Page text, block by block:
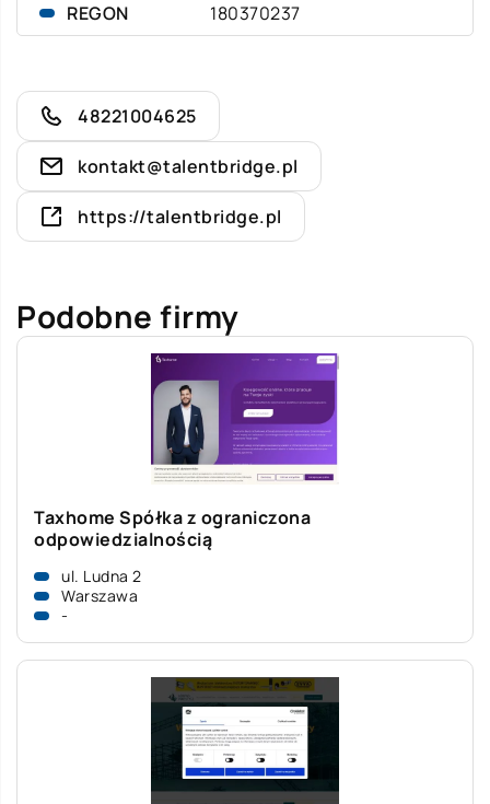
REGON
180370237
48221004625
kontakt@talentbridge.pl
https://talentbridge.pl
Podobne firmy
Taxhome Spółka z ograniczona
odpowiedzialnością
ul. Ludna 2
Warszawa
-